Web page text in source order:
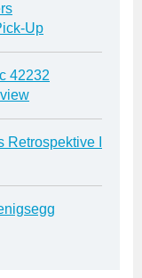
Up
42232
Retrospektive I